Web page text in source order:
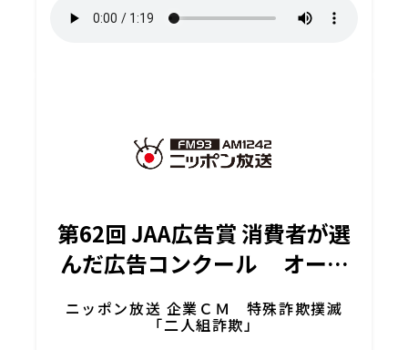
第62回 JAA広告賞 消費者が選
んだ広告コンクール オーデ
ィオ広告部門 メダリスト
ニッポン放送 企業ＣＭ 特殊詐欺撲滅
「二人組詐欺」